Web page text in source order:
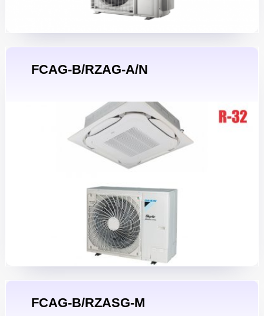
FCAG-B/RZAG-A/N
FCAG-B/RZASG-M